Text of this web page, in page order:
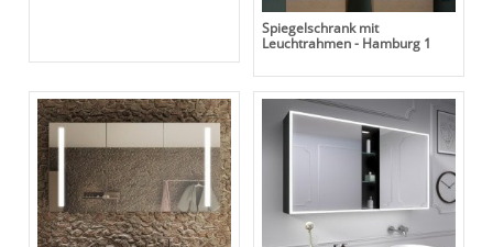
Spiegelschrank mit
Leuchtrahmen - Hamburg 1